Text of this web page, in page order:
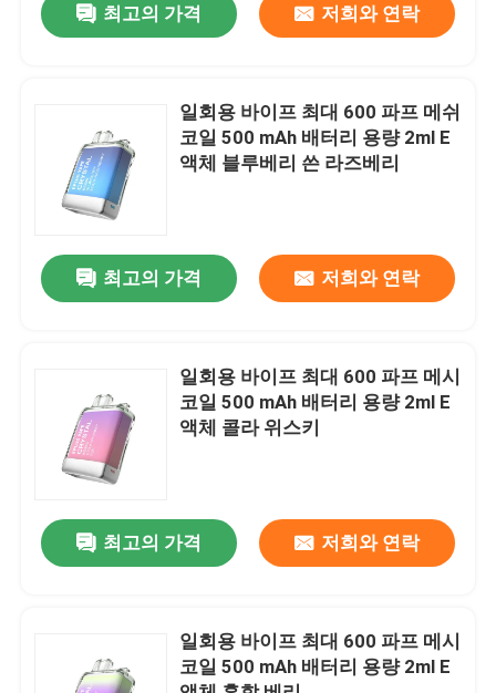
동영상
회사 소개
품질 관리
연락처
견적 요청
ELFBAR 휘발유
최고의 가격 저희와 연락
일회용 바이프 최대 600 파프 메쉬
코일 500 mAh 배터리 용량 2ml E
액체 블루베리 쓴 라즈베리
최고의 가격 저희와 연락
일회용 바이프 최대 600 파프 메시
코일 500 mAh 배터리 용량 2ml E
액체 콜라 위스키
최고의 가격 저희와 연락
일회용 바이프 최대 600 파프 메시
코일 500 mAh 배터리 용량 2ml E